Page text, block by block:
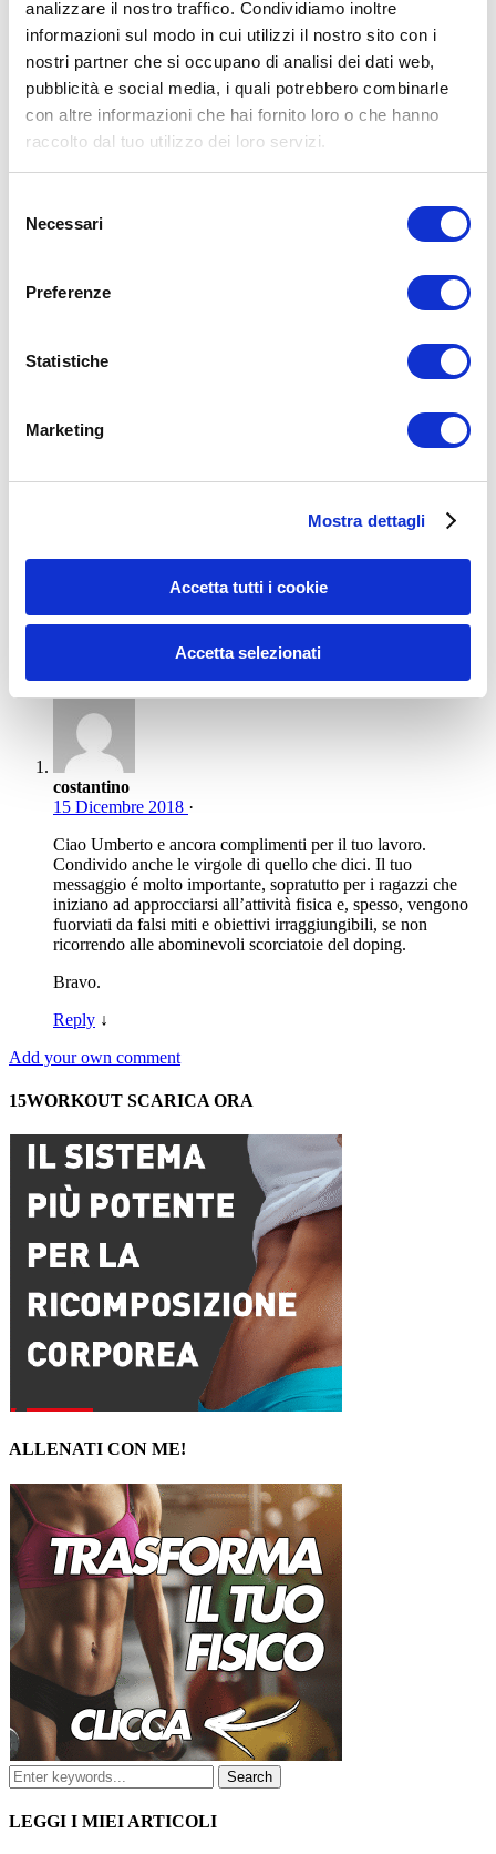
analizzare il nostro traffico. Condividiamo inoltre
informazioni sul modo in cui utilizzi il nostro sito con i
nostri partner che si occupano di analisi dei dati web,
pubblicità e social media, i quali potrebbero combinarle
con altre informazioni che hai fornito loro o che hanno
raccolto dal tuo utilizzo dei loro servizi.
delNecessari
Preferenze
Statistiche
Marketing
Mostra dettagli
Accetta tutti i cookie
Accetta selezionati
medico di fiducia prima di intraprendere qualsiasi forma di attività
fisica o regime alimentare.
Condividi:
X
Facebook
Commento*
Nome*
Sito web
costantino
15 Dicembre 2018 ·
Ciao Umberto e ancora complimenti per il tuo lavoro.
Condivido anche le virgole di quello che dici. Il tuo
messaggio é molto importante, sopratutto per i ragazzi che
iniziano ad approcciarsi all’attività fisica e, spesso, vengono
fuorviati da falsi miti e obiettivi irraggiungibili, se non
ricorrendo alle abominevoli scorciatoie del doping.
Bravo.
Reply ↓
Add your own comment
15WORKOUT SCARICA ORA
ALLENATI CON ME!
LEGGI I MIEI ARTICOLI